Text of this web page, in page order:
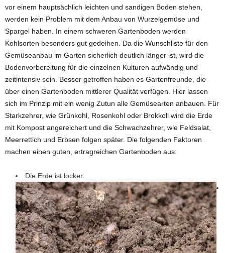
vor einem hauptsächlich leichten und sandigen Boden stehen,
werden kein Problem mit dem Anbau von Wurzelgemüse und
Spargel haben. In einem schweren Gartenboden werden
Kohlsorten besonders gut gedeihen. Da die Wunschliste für den
Gemüseanbau im Garten sicherlich deutlich länger ist, wird die
Bodenvorbereitung für die einzelnen Kulturen aufwändig und
zeitintensiv sein. Besser getroffen haben es Gartenfreunde, die
über einen Gartenboden mittlerer Qualität verfügen. Hier lassen
sich im Prinzip mit ein wenig Zutun alle Gemüsearten anbauen. Für
Starkzehrer, wie Grünkohl, Rosenkohl oder Brokkoli wird die Erde
mit Kompost angereichert und die Schwachzehrer, wie Feldsalat,
Meerrettich und Erbsen folgen später. Die folgenden Faktoren
machen einen guten, ertragreichen Gartenboden aus:
Die Erde ist locker.